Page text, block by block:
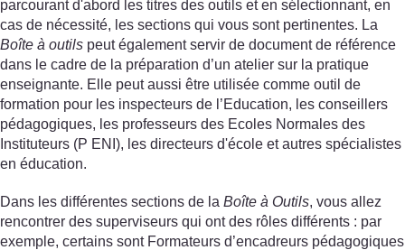
parcourant d'abord les titres des outils et en sélectionnant, en
cas de nécessité, les sections qui vous sont pertinentes. La
Boîte à outils peut également servir de document de référence
dans le cadre de la préparation d’un atelier sur la pratique
enseignante. Elle peut aussi être utilisée comme outil de
formation pour les inspecteurs de l’Education, les conseillers
pédagogiques, les professeurs des Ecoles Normales des
Instituteurs (P ENI), les directeurs d'école et autres spécialistes
en éducation.
Dans les différentes sections de la Boîte à Outils, vous allez
rencontrer des superviseurs qui ont des rôles différents : par
exemple, certains sont Formateurs d’encadreurs pédagogiques